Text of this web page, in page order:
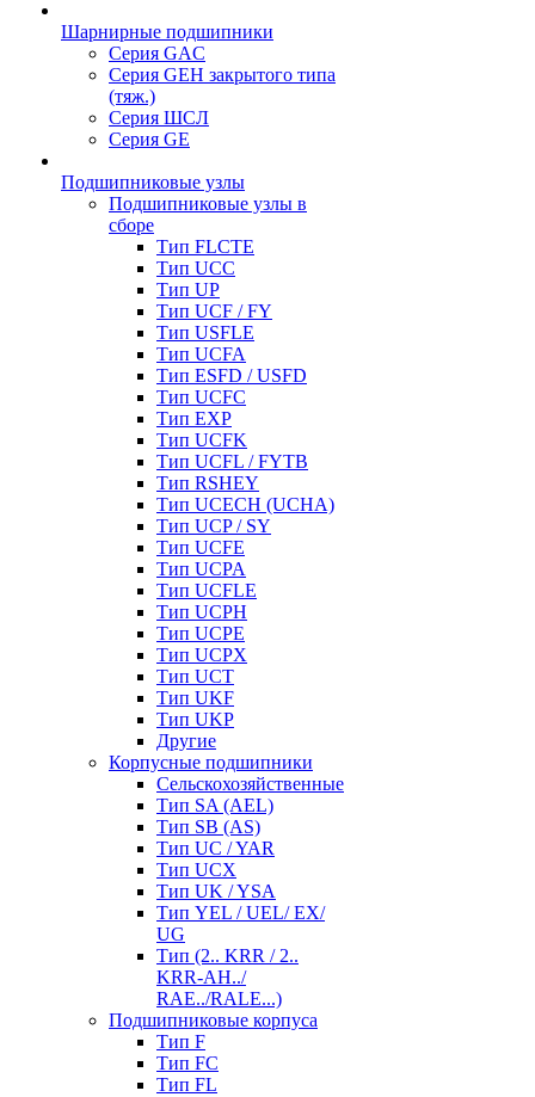
Шарнирные подшипники
Серия GAC
Серия GEH закрытого типа
(тяж.)
Серия ШСЛ
Серия GE
Подшипниковые узлы
Подшипниковые узлы в
сборе
Тип FLCTE
Тип UCC
Тип UP
Тип UCF / FY
Тип USFLE
Тип UCFA
Тип ESFD / USFD
Тип UCFC
Тип EXP
Тип UCFK
Тип UCFL / FYTB
Тип RSHEY
Тип UCECH (UCHA)
Тип UCP / SY
Тип UCFE
Тип UCPA
Тип UCFLE
Тип UCPH
Тип UCPE
Тип UCPX
Тип UCT
Тип UKF
Тип UKP
Другие
Корпусные подшипники
Сельскохозяйственные
Тип SA (AEL)
Тип SB (AS)
Тип UC / YAR
Тип UCX
Тип UK / YSA
Тип YEL / UEL/ EX/
UG
Тип (2.. KRR / 2..
KRR-AH../
RAE../RALE...)
Подшипниковые корпуса
Тип F
Тип FC
Тип FL